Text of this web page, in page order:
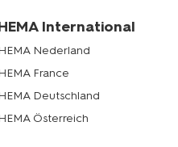
International
HEMA Nederland
HEMA France
HEMA Deutschland
HEMA Österreich